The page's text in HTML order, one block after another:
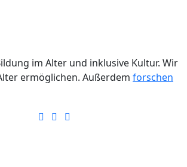
im Alter und inklusive Kultur. Wir
ermöglichen. Außerdem forschen